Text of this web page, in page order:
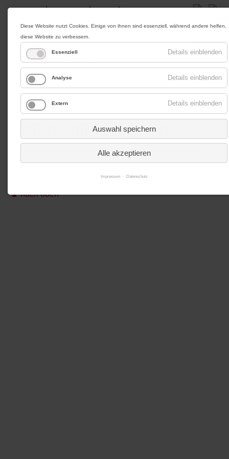
Impressum|Datenschutz|Kontakt|Anfahrt
Werbung
Menü
Vielseitigkeit 2019
Demnächst erhalten Sie hier neue Informationen.
▲ nach oben
Diese Website nutzt Cookies. Einige von ihnen sind essenziell, während andere helfen,
diese Website zu verbessern.
Essenziell Details einblenden
Analyse Details einblenden
Extern Details einblenden
Auswahl speichern
Alle akzeptieren
Impressum Datenschutz